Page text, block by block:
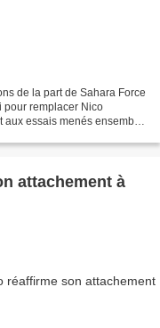
de la part de Sahara Force
pour remplacer Nico
aux essais menés ensemble
attachement à